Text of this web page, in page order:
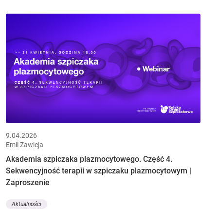
9.04.2026
Emil Zawieja
Akademia szpiczaka plazmocytowego. Część 4.
Sekwencyjność terapii w szpiczaku plazmocytowym |
Zaproszenie
Aktualności